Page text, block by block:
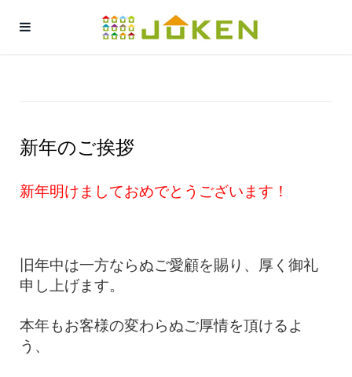
新年のご挨拶
新年明けましておめでとうございます！
旧年中は一方ならぬご愛顧を賜り、厚く御礼
申し上げます。
本年もお客様の変わらぬご厚情を頂けるよ
う、